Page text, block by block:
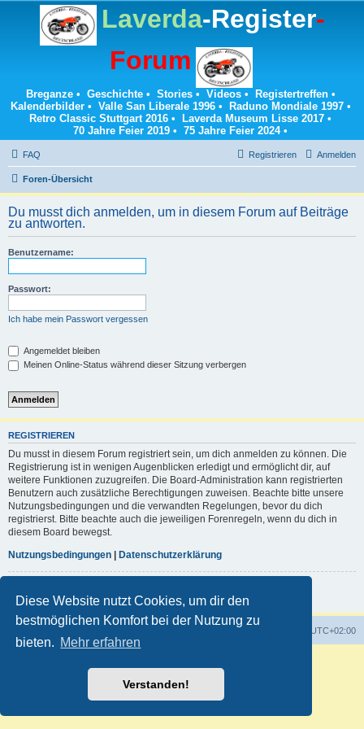
Diese Website nutzt Cookies, um dir den
bestmöglichen Komfort bei der Nutzung zu
bieten. Mehr erfahren
Verstanden!
Laverda-Register-
Forum
Breganze• Geschichte• Stories• Videos• Registertreffen•
Kalenderbilder• Valle San Liberale 1996• Raduno Mondiale 1997•
Retro Classic Stuttgart 2016 • Laverda Museum Lisse 2017 •
70 Jahre Feier 2019 • 75 Jahre Feier 2024•
FAQ Anmelden
Registrieren
Foren-Übersicht
Du musst dich anmelden, um in diesem Forum auf Beiträge
zu antworten.
Benutzername:
Passwort:
Ich habe mein Passwort vergessen
Angemeldet bleiben
Meinen Online-Status während dieser Sitzung verbergen
REGISTRIEREN
Du musst in diesem Forum registriert sein, um dich anmelden zu können. Die
Registrierung ist in wenigen Augenblicken erledigt und ermöglicht dir, auf
weitere Funktionen zuzugreifen. Die Board-Administration kann registrierten
Benutzern auch zusätzliche Berechtigungen zuweisen. Beachte bitte unsere
Nutzungsbedingungen und die verwandten Regelungen, bevor du dich
registrierst. Bitte beachte auch die jeweiligen Forenregeln, wenn du dich in
diesem Board bewegst.
Nutzungsbedingungen
Datenschutzerklärung
UTC+02:00
Customized by